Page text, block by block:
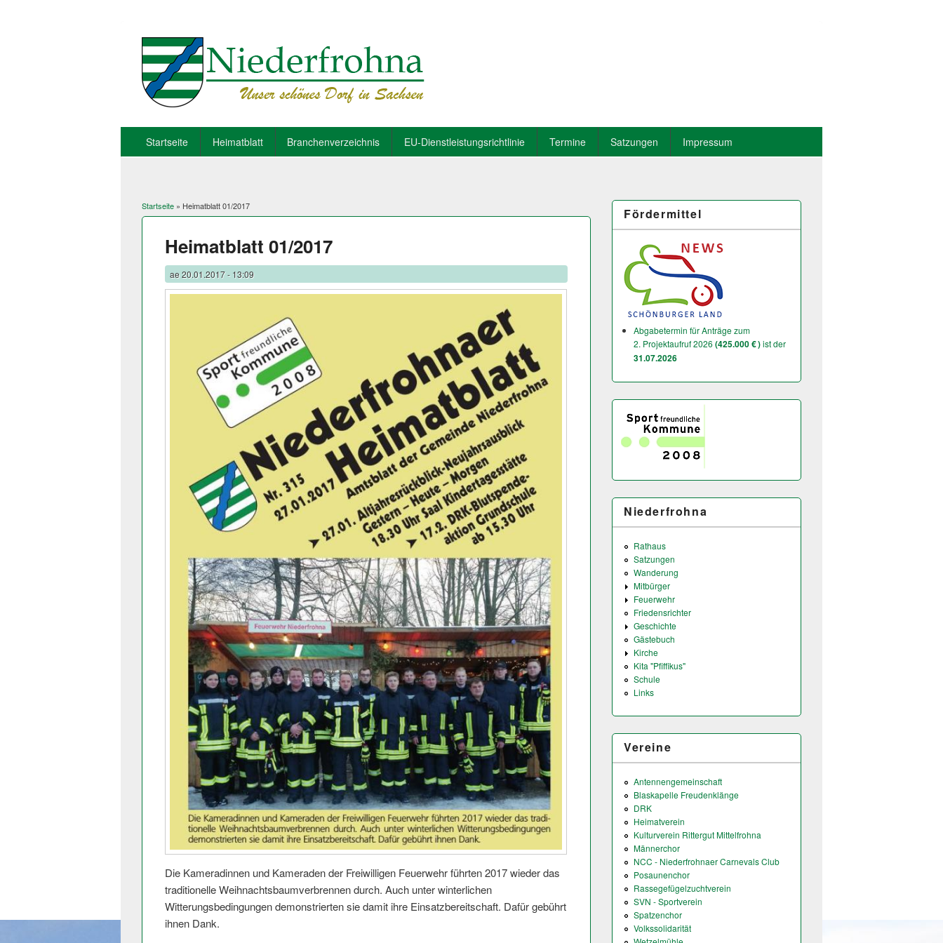
Startseite Heimatblatt Branchenverzeichnis EU-Dienstleistungsrichtlinie Termine Satzungen Impressum
Sie sind hier
Startseite » Heimatblatt 01/2017
Heimatblatt 01/2017
ae20.01.2017 - 13:09
Die Kameradinnen und Kameraden der Freiwilligen Feuerwehr führten 2017 wieder das
traditionelle Weihnachtsbau­mverbrennen durch. Auch unter winterlichen
Witterungsbedin­gungen demonstrierten sie damit ihre Einsatzbereit­schaft. Dafür gebührt
ihnen Dank.
Fördermittel
Abgabetermin für Anträge zum
2. Projektaufruf 2026 (425.000 € )ist der
31.07.2026
Niederfrohna
Rathaus
Satzungen
Wanderung
Mitbürger
Feuerwehr
Friedensrichter
Geschichte
Gästebuch
Kirche
Kita "Pfiffikus"
Schule
Links
Vereine
Antennengemeinschaft
Blaskapelle Freudenklänge
DRK
Heimatverein
Kulturverein Rittergut Mittelfrohna
Männerchor
NCC - Niederfrohnaer Carnevals Club
Posaunenchor
Rassegefügelzuchtverein
SVN - Sportverein
Spatzenchor
Volkssolidarität